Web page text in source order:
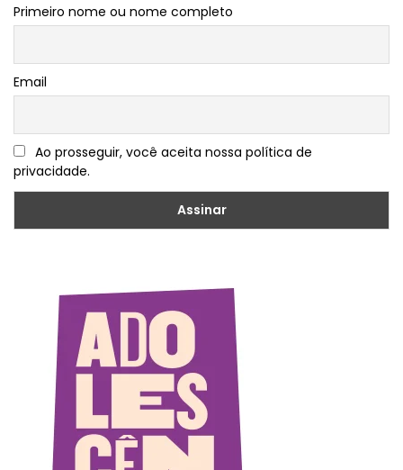
Primeiro nome ou nome completo
Email
Ao prosseguir, você aceita nossa política de
privacidade.